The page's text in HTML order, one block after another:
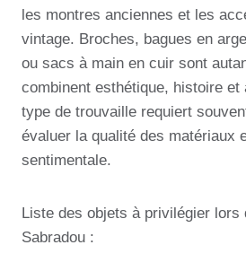
les montres anciennes et les
vintage. Broches, bagues en
ou sacs à main en cuir sont
combinent esthétique, histoire et
type de trouvaille requiert
évaluer la qualité des matériaux
sentimentale.
Liste des objets à privilégier lors
Sabradou :